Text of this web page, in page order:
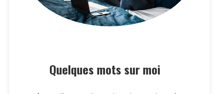
Quelques mots sur moi